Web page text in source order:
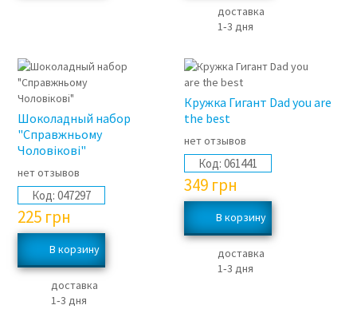
доставка
1‑3 дня
Шоколадный набор
"Справжньому
Чоловікові"
нет отзывов
Код: 047297
225 грн
доставка
1‑3 дня
Кружка Гигант Dad you are
the best
нет отзывов
Код: 061441
349 грн
доставка
1‑3 дня